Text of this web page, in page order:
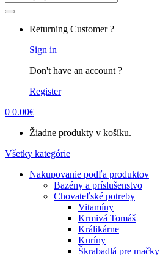
Returning Customer ?
Sign in
Don't have an account ?
Register
0 0.00€
Žiadne produkty v košíku.
Všetky kategórie
Nakupovanie podľa produktov
Bazény a príslušenstvo
Chovateľské potreby
Vitamíny
Krmivá Tomáš
Králikárne
Kuríny
Škrabadlá pre mačky